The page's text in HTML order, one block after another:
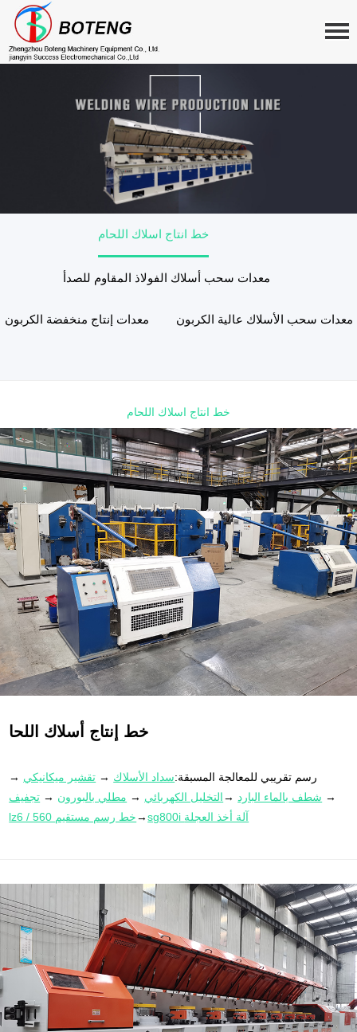
خط انتاج اسلاك اللحام
معدات سحب أسلاك الفولاذ المقاوم للصدأ
معدات إنتاج منخفضة الكربون معدات سحب الأسلاك عالية الكربون
خط انتاج اسلاك اللحام
خط إنتاج أسلاك اللحا
رسم تقريبي للمعالجة المسبقة:سداد الأسلاك → تقشير ميكانيكي →
شطف بالماء البارد →التخليل الكهربائي → مطلي بالبورون → تجفيف
→
lz6 / 560 خط رسم مستقيم→
sg800i آلة أخذ العجلة
طلاء→يغسل بالماء الساخن→آلة تلميع الجر →
آلة أخذ عجلة على شكل
sg630i 3： آلة دفع العجلة على شكل sg630i → موقف التوتر →آلة لف
الطبقة (لف السلك إلى 15 كجم أو 20 كجم لكل لوح)
4：
bs4525 آلة تغليف بالانكماش الحراري للتغليف والتخزين